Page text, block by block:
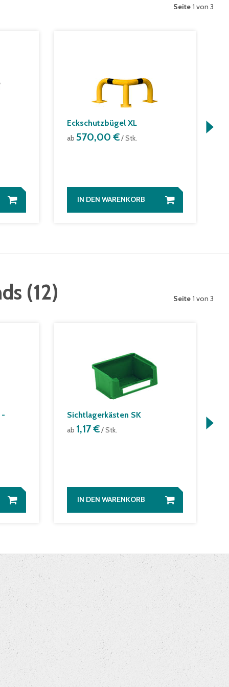
Seite 1 von 3
Eckschutzbügel XL
ab 570,00 €/ Stk.
IN DEN WARENKORB
(12) Seite 1 von 3
- Sichtlagerkästen SK
ab 1,17 €/ Stk.
IN DEN WARENKORB